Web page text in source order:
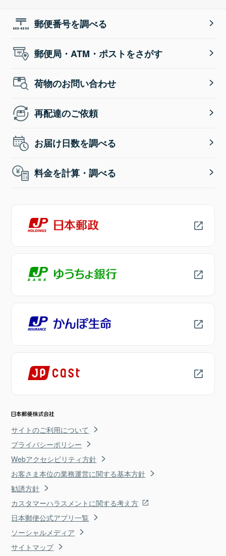
郵便番号を調べる
郵便局・ATM・ポストをさがす
荷物のお問い合わせ
再配達のご依頼
お届け日数を調べる
料金を計算・調べる
サイトのご利用について
プライバシーポリシー
Webアクセシビリティ方針
お客さま本位の業務運営に関する基本方針
勧誘方針
カスタマーハラスメントに関する考え方
日本郵便公式アプリ一覧
ソーシャルメディア
サイトマップ